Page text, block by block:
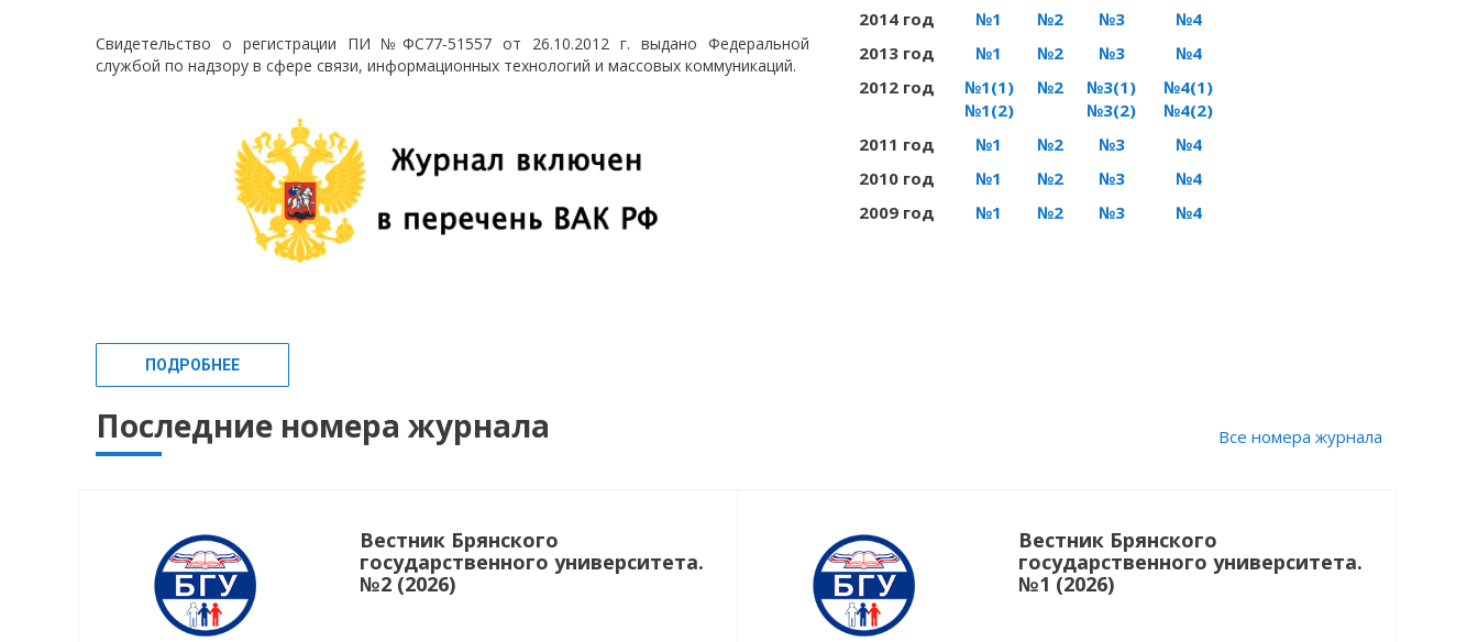
Свидетельство о регистрации ПИ №ФС77-51557 от 26.10.2012 г. выдано Федеральной
службой по надзору в сфере связи, информационных технологий и массовых коммуникаций.
ПОДРОБНЕЕ
2014 год
№1 №2 №3
№4
2013 год
№1 №2 №3
№4
2012 год
№1(1)
№1(2)
№2
№3(1)
№3(2)
№4(1)
№4(2)
2011 год
№1 №2 №3
№4
2010 год
№1 №2 №3
№4
2009 год
№1 №2 №3 №4
Последние номера журнала Все номера журнала
Вестник Брянского
государственного университета.
№2 (2026)
Вестник Брянского
государственного университета.
№1 (2026)